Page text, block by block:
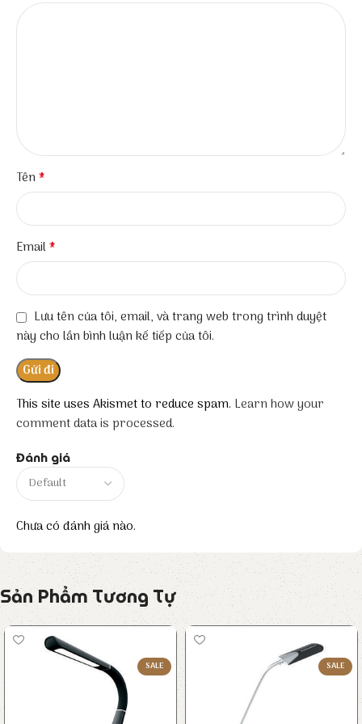
Đánh giá
Chưa có đánh giá nào.
Tên*
Email*
Lưu tên của tôi, email, và trang web trong trình duyệt
này cho lần bình luận kế tiếp của tôi.
This site uses Akismet to reduce spam. Learn how your
comment data is processed.
Sản Phẩm Tương Tự
SALE SALE